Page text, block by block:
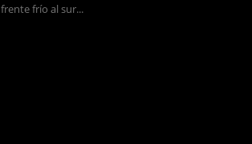
frente frío al sur...